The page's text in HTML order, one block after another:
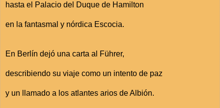
hasta el Palacio del Duque de Hamilton
en la fantasmal y nórdica Escocia.
En Berlín dejó una carta al Führer,
describiendo su viaje como un intento de paz
y un llamado a los atlantes arios de Albión.